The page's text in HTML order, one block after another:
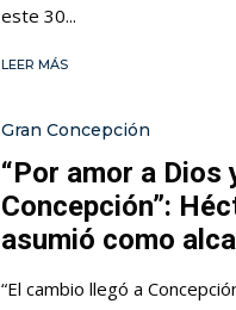
este 30...
LEER MÁS
Gran Concepción
“Por amor a Dios
Concepción”:
asumió como
“El cambio llegó a